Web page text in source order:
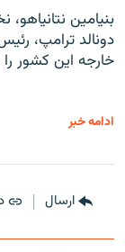
بنیامین
دونالد ترامپ،
خارجه این کشور را
ادامه خبر
ارسال